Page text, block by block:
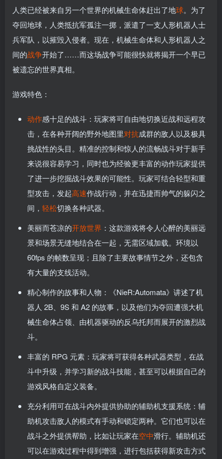
人类已经被来自另一个世界的机械生命体赶出了地球。为了
夺回地球，人类抵抗军孤注一掷，派遣了一支人形机器人士
兵军队，以摧毁入侵者。现在，机械生命体和人形机器人之
间的战争开始了……而这场战争可能很快就将揭开一个早已
被遗忘的世界真相。
游戏特色：
动作感十足的战斗：玩家将可自由地切换近战和远程攻
击，在各种开阔的野外地图里对抗成群的敌人以及极具
挑战性的头目。精准的控制和惊人的流畅战斗对于新手
来说很容易学习，同时也为经验更丰富的动作玩家提供
了进一步挖掘战斗效果的可能性。玩家可结合轻型和重
型攻击，发起高速作战行动，并在迅捷而帅气的躲闪之
间， 轻松切换各种武器。
美丽而苍凉的开放世界 ：这款游戏将令人心醉的美丽远
景和场景无缝地结合在一起，无需区域加载。环境以
60fps 的帧数呈现；且除了主要故事情节之外，还包含
有大量的支线活动。
精心制作的故事和人物：《NieR:Automata》讲述了机
器人 2B、9S 和 A2 的故事，以及他们为夺回遭强大机
械生命体占领、由机器驱动的反乌托邦而展开的激烈战
斗。
丰富的 RPG 元素：玩家将可获得各种武器类型，在战
斗中升级，并学习新的战斗技能，甚至可以根据自己的
游戏风格自定义装备。
充分利用可在战斗内外提供协助的辅助机支援系统：辅
助机攻击敌人的模式有手动和锁定两种。它们也可以在
战斗之外提供帮助，比如让玩家在空中滑行。辅助机还
可以在游戏过程中得到增强，进行包括获得新攻击方式